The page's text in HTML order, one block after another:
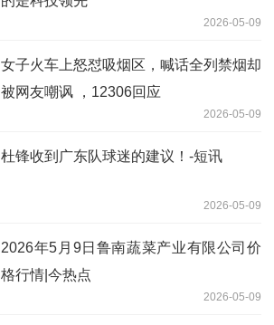
2026-05-09
女子火车上怒怼吸烟区，喊话全列禁烟却
被网友嘲讽 ，12306回应
2026-05-09
杜锋收到广东队球迷的建议！-短讯
2026-05-09
2026年5月9日鲁南蔬菜产业有限公司价
格行情|今热点
2026-05-09